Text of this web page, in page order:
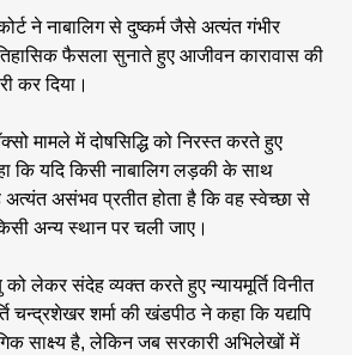
ने नाबालिग से दुष्कर्म जैसे अत्यंत गंभीर
फैसला सुनाते हुए आजीवन कारावास की
कर दिया।
मामले में दोषसिद्धि को निरस्त करते हुए
कि यदि किसी नाबालिग लड़की के साथ
अत्यंत असंभव प्रतीत होता है कि वह स्वेच्छा से
अन्य स्थान पर चली जाए।
लेकर संदेह व्यक्त करते हुए न्यायमूर्ति विनीत
चन्द्रशेखर शर्मा की खंडपीठ ने कहा कि यद्यपि
साक्ष्य है, लेकिन जब सरकारी अभिलेखों में